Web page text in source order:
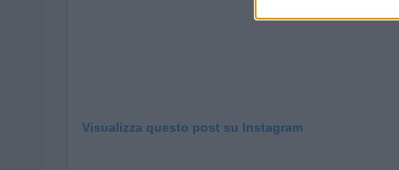
Visualizza questo post su Instagram